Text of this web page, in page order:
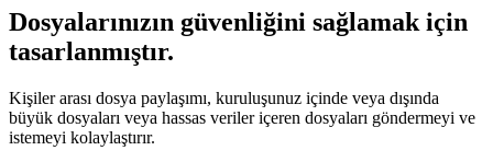
Dosyalarınızın güvenliğini sağlamak için
tasarlanmıştır.
Kişiler arası dosya paylaşımı, kuruluşunuz içinde veya dışında
büyük dosyaları veya hassas veriler içeren dosyaları göndermeyi ve
istemeyi kolaylaştırır.